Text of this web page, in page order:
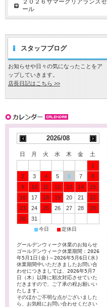
２０２６サマークリアランスセ
ール
スタッフブログ
お知らせや日々の気になったことをア
ップしていきます。
店長日記はこちら >>
2026/08
日 月 火 水 木 金
土
1
2
3 4 5 6 7
8
9
10 11 12 13 14
15
16
17 18 19 20 21
22
23
24 25 26 27 28
29
30
31
■今日 ■定休日
グールデンウィーク休業のお知らせ
ゴールデンウィーク休業期間：2026
年5月1日(金)～2026年5月6日(水)
休業期間中いただきましたお問い合
わせにつきましては、2026年5月7
日（木）以降に順次対応させていた
だきますので、ご了承の程お願いい
たします。
そのほかご不明な点がございました
ら、お気軽にお問い合わせください